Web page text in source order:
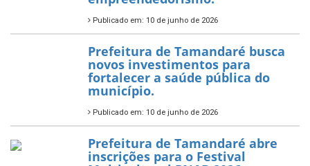
Política Nacional Aldir Blanc
— Tamandaré tem Plano de
Aplicação de Recursos (PAR)
habilitado
7 de novembro de 2025
ÚLTIMAS NOTÍCIAS